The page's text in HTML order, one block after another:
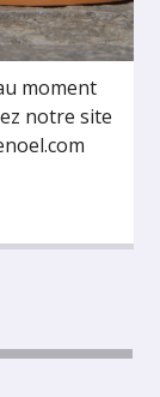
moment
notre site